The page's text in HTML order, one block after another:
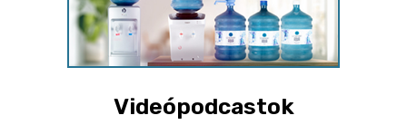
Videópodcastok